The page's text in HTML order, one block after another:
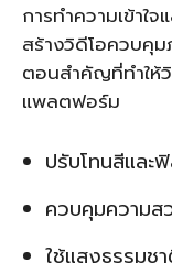
การทำความเข้าใ
สร้างวิดีโอควบคุ
ตอนสำคัญที่ทำให้
แพลตฟอร์ม
ปรับโทนสีและฟิ
ควบคุมความส
ใช้แสงธรรมช